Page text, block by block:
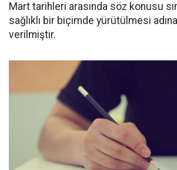
Mart tarihleri arasında söz konusu
sağlıklı bir biçimde yürütülmesi
verilmiştir.